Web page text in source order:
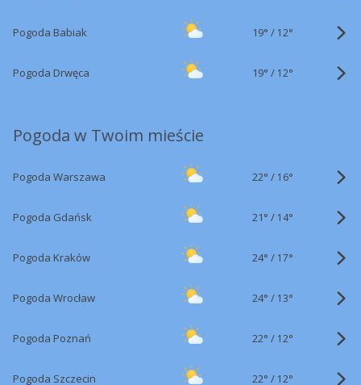
Pogoda Babiak 19° / 12°
Pogoda Drwęca 19° / 12°
Pogoda w Twoim mieście
Pogoda Warszawa 22° / 16°
Pogoda Gdańsk 21° / 14°
Pogoda Kraków 24° / 17°
Pogoda Wrocław 24° / 13°
Pogoda Poznań 22° / 12°
Pogoda Szczecin 22° / 12°